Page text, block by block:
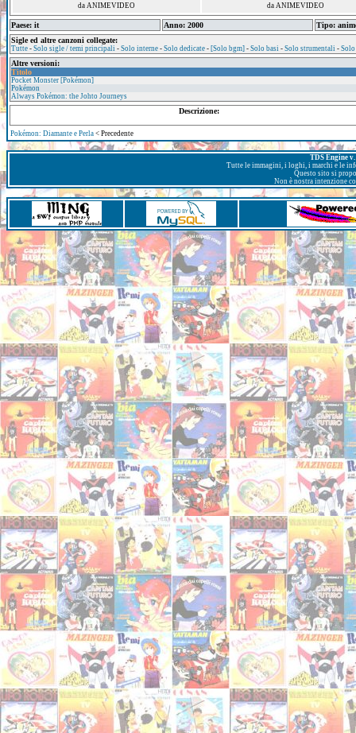
da ANIMEVIDEO da ANIMEVIDEO
Paese: it Anno: 2000
Tipo:
Sigle ed altre canzoni collegate:
Tutte - Solo sigle / temi principali - Solo interne - Solo dedicate - [Solo bgm] - Solo basi - Solo strumentali - Solo
Altre versioni:
Titolo
Pocket Monster [Pokémon]
Pokémon
Always Pokémon: the Johto Journeys
Descrizione:
Pokémon: Diamante e Perla < Precedente
TDS Engine
Tutte le immagini, i loghi, i marchi e le
Questo sito si
Non è nostra intenzione